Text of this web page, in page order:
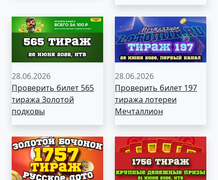
28.06.2026
Проверить билет 565
тиража Золотой
подковы
28.06.2026
Проверить билет 197
тиража лотереи
Мечталлион